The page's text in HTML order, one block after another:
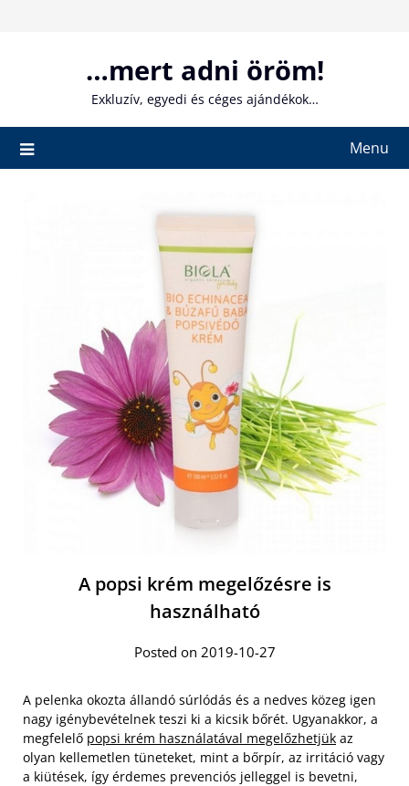
…mert adni öröm!
Exkluzív, egyedi és céges ajándékok…
Menu
A popsi krém megelőzésre is
használható
Posted on 2019-10-27
A pelenka okozta állandó súrlódás és a nedves közeg igen
nagy igénybevételnek teszi ki a kicsik bőrét. Ugyanakkor, a
megfelelő popsi krém használatával megelőzhetjük az
olyan kellemetlen tüneteket, mint a bőrpír, az irritáció vagy
a kiütések, így érdemes prevenciós jelleggel is bevetni,